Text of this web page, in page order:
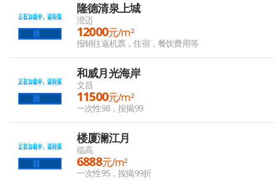
隆德清泉上城
澄迈
12000元/m²
报销往返机票，住宿，餐饮费用等
和威月光海岸
文昌
11500元/m²
一次性98，按揭99
楼厦澜江月
临高
6888元/m²
一次性95，按揭99折